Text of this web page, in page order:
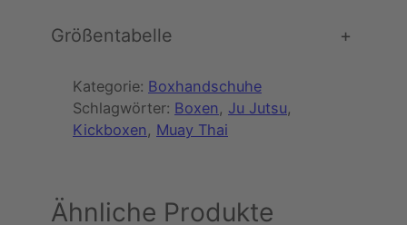
Größentabelle +
Kategorie: Boxhandschuhe
Schlagwörter: Boxen , Ju Jutsu
Kickboxen , Muay Thai
Ähnliche Produkte